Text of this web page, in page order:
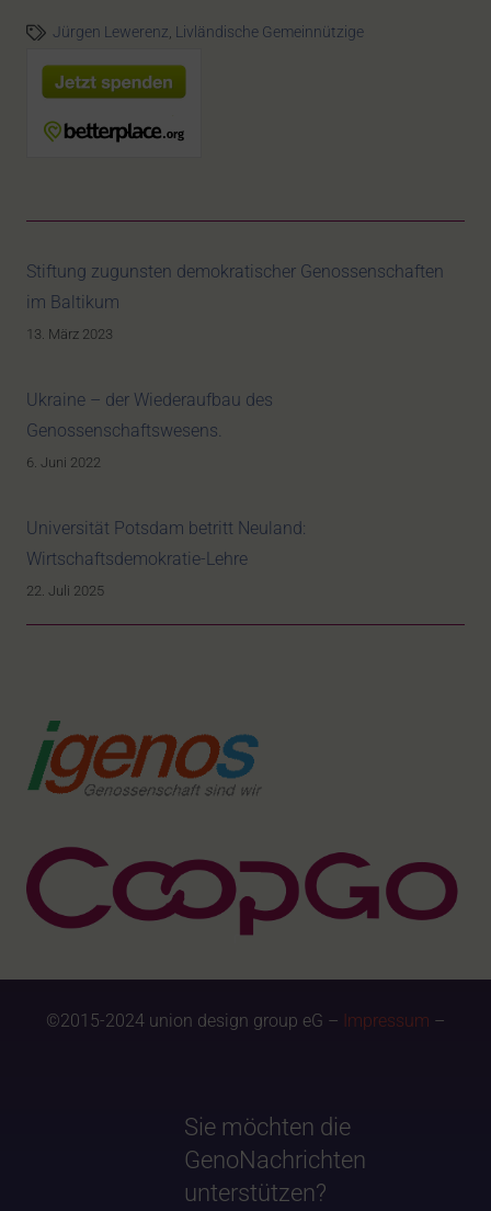
Jürgen Lewerenz, Livländische Gemeinnützige
Stiftung zugunsten demokratischer Genossenschaften
im Baltikum
13. März 2023
Ukraine – der Wiederaufbau des
Genossenschaftswesens.
6. Juni 2022
Universität Potsdam betritt Neuland:
Wirtschaftsdemokratie-Lehre
22. Juli 2025
©2015-2024 union design group eG – Impressum –
Sie möchten die
GenoNachrichten
unterstützen?